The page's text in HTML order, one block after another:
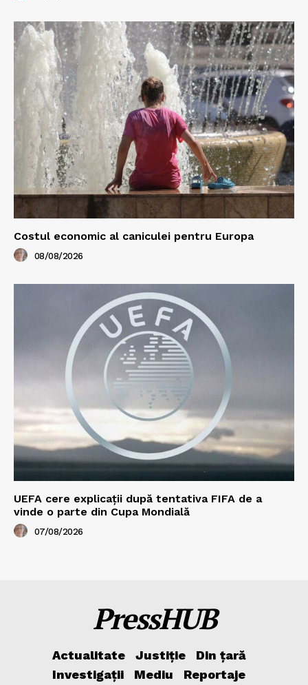
Costul economic al caniculei pentru Europa
08/08/2026
UEFA cere explicații după tentativa FIFA de a
vinde o parte din Cupa Mondială
07/08/2026
PressHUB
Actualitate Justiție
Din țară
Investigații
Mediu
Reportaje